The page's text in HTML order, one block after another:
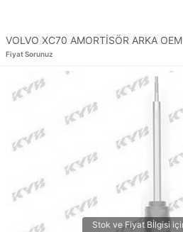
VOLVO XC70 AMORTİSÖR ARKA OEM
Fiyat Sorunuz